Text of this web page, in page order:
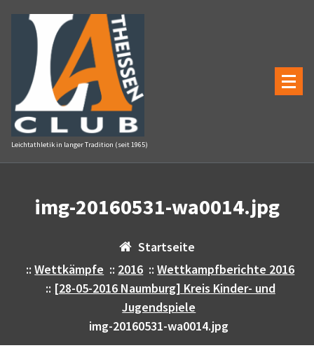
Inhalt
springen
Leichtathletik in langer Tradition (seit 1965)
img-20160531-wa0014.jpg
Startseite
::Wettkämpfe :: 2016 ::Wettkampfberichte 2016
:: [28-05-2016 Naumburg] Kreis Kinder- und
Jugendspiele
img-20160531-wa0014.jpg